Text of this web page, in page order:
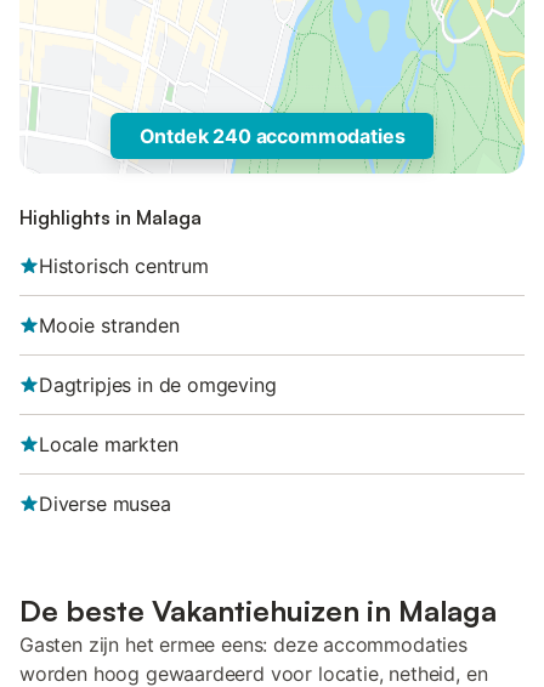
Ontdek 240 accommodaties
Highlights in Malaga
Historisch centrum
Mooie stranden
Dagtripjes in de omgeving
Locale markten
Diverse musea
De beste Vakantiehuizen in Malaga
Gasten zijn het ermee eens: deze accommodaties
worden hoog gewaardeerd voor locatie, netheid, en